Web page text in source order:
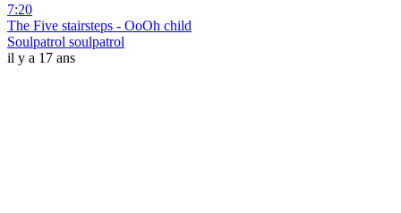
7:20
The Five stairsteps - OoOh child
Soulpatrol soulpatrol
il y a 17 ans